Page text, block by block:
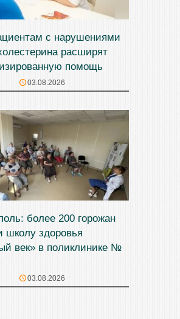
с нарушениями
расширят
помощь
03.08.2026
более 200 горожан
школу здоровья
век» в поликлинике №
03.08.2026